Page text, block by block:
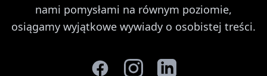
nami pomysłami na równym poziomie,
osiągamy wyjątkowe wywiady o osobistej treści.